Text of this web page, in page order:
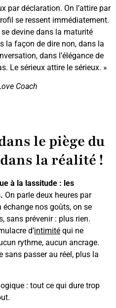
par déclaration. On l’attire par
se ressent immédiatement.
devine dans la maturité
la façon de dire non, dans la
dans l’élégance de
Le sérieux attire le sérieux. »
Coach
le piège du
la réalité !
à la lassitude : les
On parle deux heures par
échange nos goûts, on se
sans prévenir : plus rien.
d’intimité qui ne
rythme, aucun ancrage.
sans passer au réel, plus la
: tout ce qui dure trop